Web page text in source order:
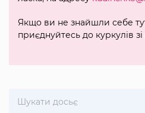
Якщо ви не знайшли себе
приєднуйтесь до куркулів зі